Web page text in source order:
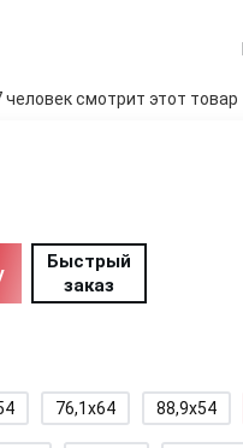
человек смотрит этот товар
Быстрый
заказ
76,1x64 88,9x54